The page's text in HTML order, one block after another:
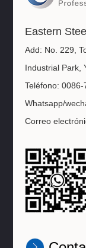
Eastern
Add: No. 229,
Industrial Park,
Teléfono:
Whatsapp/
Correo